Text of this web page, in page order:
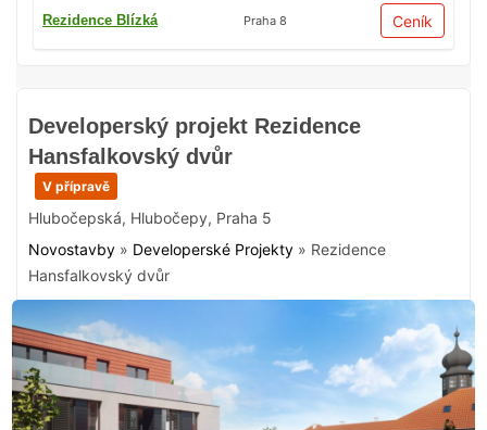
Developerský projekt Rezidence
Hansfalkovský dvůr
V přípravě
Hlubočepská, Hlubočepy, Praha 5
Novostavby » Developerské Projekty » Rezidence
Hansfalkovský dvůr
Rezidence Blízká Praha 8 Ceník